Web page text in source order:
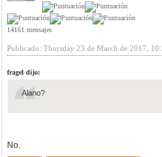
14161 mensajes
Publicado: Thursday 23 de March de 2017,
fragel dijo:
Alano?
No.